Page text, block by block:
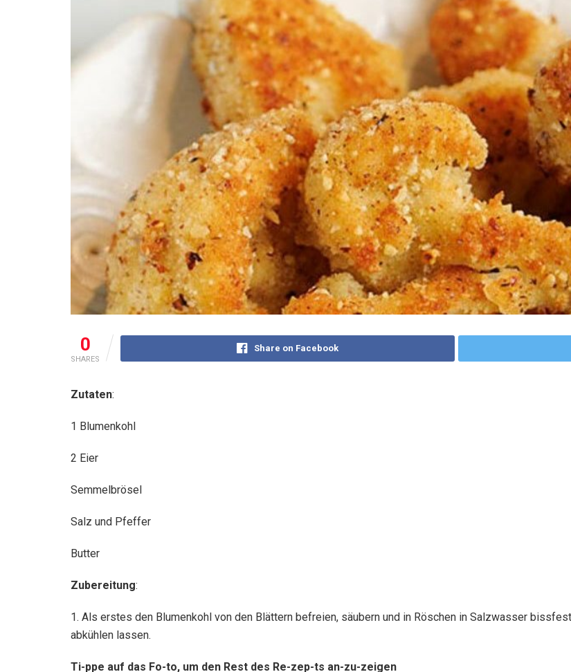
0
SHARES
Share on Facebook
Zutaten:
1 Blumenkohl
2 Eier
Semmelbrösel
Salz und Pfeffer
Butter
Zubereitung:
1. Als erstes den Blumenkohl von den Blättern befreien, säubern und in Röschen in Salzwasser
abkühlen lassen.
Ti-ppe auf das Fo-to, um den Rest des Re-zep-ts an-zu-zeigen